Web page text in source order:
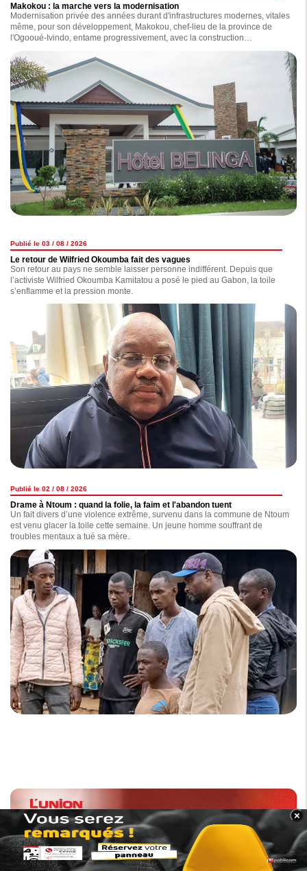
Makokou : la marche vers la modernisation
Modernisation privée des années durant d'infrastructures modernes, vitales
même, pour son développement, Makokou, chef-lieu de la province de
l'Ogooué-Ivindo, entame progressivement, avec la construction
d'infrastructures dont certaines ont été inaugurées en début de semaine
par le chef de l'Etat, Brice Clotaire Oligui Nguema, pendant que d'autres
sont en voie d'achèvement, sa marche vers un futur radieux. Au grand
bonheur des habitants de cette région située au nord-est du Gabon.
Publié le 03 / 08 / 2026
Le retour de Wilfried Okoumba fait des vagues
Son retour au pays ne semble laisser personne indifférent. Depuis que
l’activiste Wilfried Okoumba Kamitatou a posé le pied au Gabon, la toile
s’enflamme et la pression monte.
Publié le 02 / 08 / 2026
Drame à Ntoum : quand la folie, la faim et l'abandon tuent
Un fait divers d’une violence extrême, survenu dans la commune de Ntoum
est venu glacer la toile cette semaine. Un jeune homme souffrant de
troubles mentaux a tué sa mère.
BANNER_BAS
×